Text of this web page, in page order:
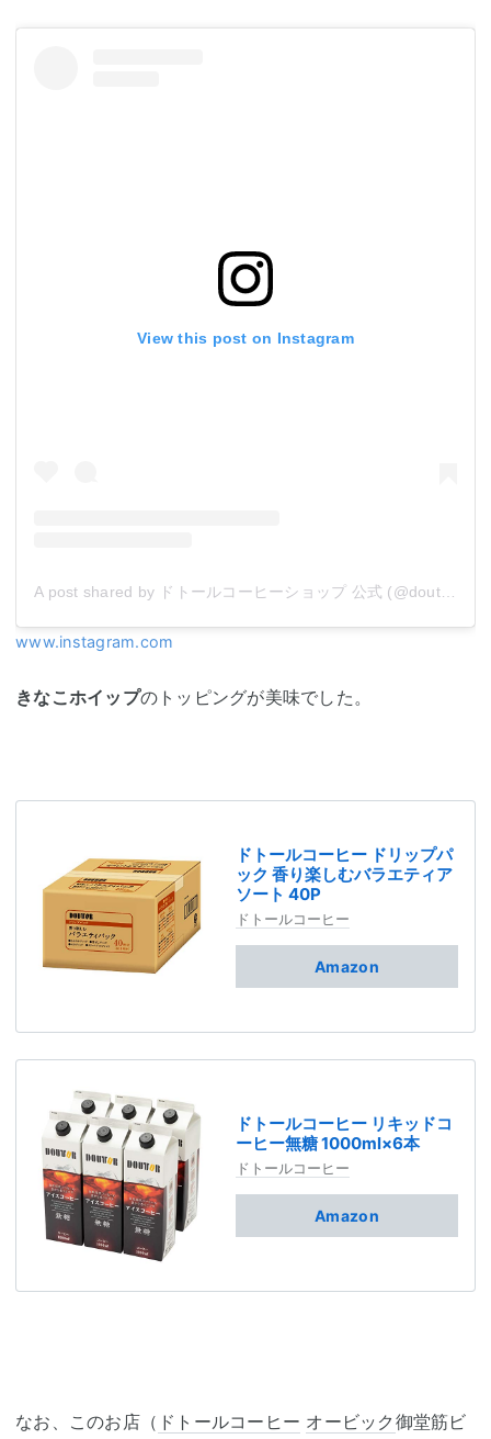
View this post on Instagram
A post shared by ドトールコーヒーショップ 公式 (@doutor_coffee_official)
www.instagram.com
きなこホイップのトッピングが美味でした。
ドトールコーヒー ドリップパ
ック 香り楽しむバラエティア
ソート 40P
ドトールコーヒー
Amazon
ドトールコーヒー リキッドコ
ーヒー無糖 1000ml×6本
ドトールコーヒー
Amazon
なお、このお店（ ドトールコーヒー オービック 御堂筋ビ